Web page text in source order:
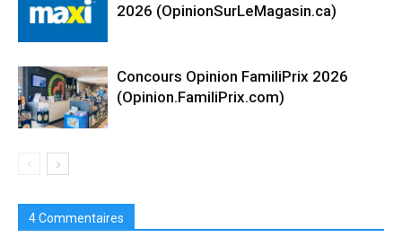
2026 (OpinionSurLeMagasin.ca)
Concours Opinion FamiliPrix 2026
(Opinion.FamiliPrix.com)
4 Commentaires